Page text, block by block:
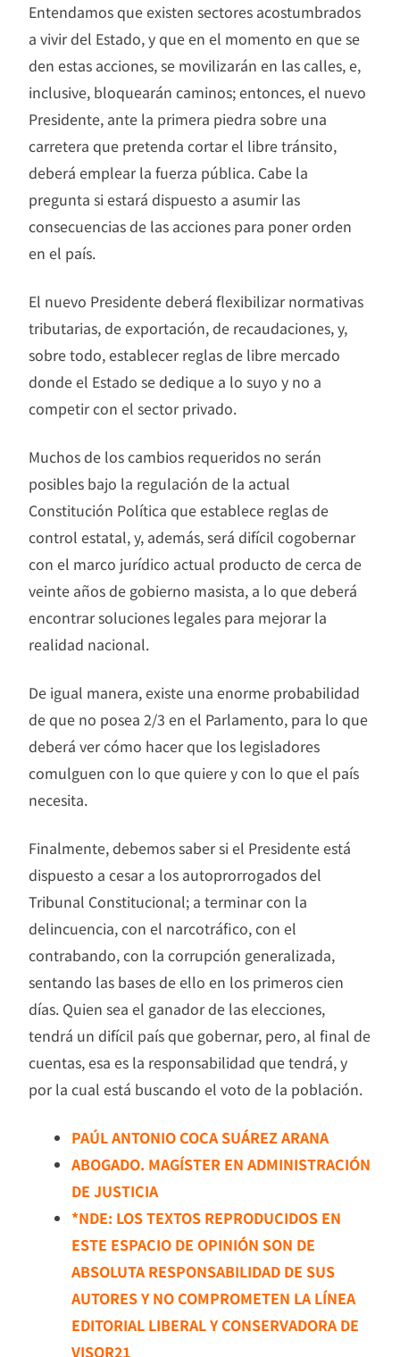
Entendamos que existen sectores acostumbrados
a vivir del Estado, y que en el momento en que se
den estas acciones, se movilizarán en las calles, e,
inclusive, bloquearán caminos; entonces, el nuevo
Presidente, ante la primera piedra sobre una
carretera que pretenda cortar el libre tránsito,
deberá emplear la fuerza pública. Cabe la
pregunta si estará dispuesto a asumir las
consecuencias de las acciones para poner orden
en el país.
El nuevo Presidente deberá flexibilizar normativas
tributarias, de exportación, de recaudaciones, y,
sobre todo, establecer reglas de libre mercado
donde el Estado se dedique a lo suyo y no a
competir con el sector privado.
Muchos de los cambios requeridos no serán
posibles bajo la regulación de la actual
Constitución Política que establece reglas de
control estatal, y, además, será difícil cogobernar
con el marco jurídico actual producto de cerca de
veinte años de gobierno masista, a lo que deberá
encontrar soluciones legales para mejorar la
realidad nacional.
De igual manera, existe una enorme probabilidad
de que no posea 2/3 en el Parlamento, para lo que
deberá ver cómo hacer que los legisladores
comulguen con lo que quiere y con lo que el país
necesita.
Finalmente, debemos saber si el Presidente está
dispuesto a cesar a los autoprorrogados del
Tribunal Constitucional; a terminar con la
delincuencia, con el narcotráfico, con el
contrabando, con la corrupción generalizada,
sentando las bases de ello en los primeros cien
días. Quien sea el ganador de las elecciones,
tendrá un difícil país que gobernar, pero, al final de
cuentas, esa es la responsabilidad que tendrá, y
por la cual está buscando el voto de la población.
PAÚL ANTONIO COCA SUÁREZ ARANA
ABOGADO. MAGÍSTER EN ADMINISTRACIÓN
DE JUSTICIA
*NDE: LOS TEXTOS REPRODUCIDOS EN
ESTE ESPACIO DE OPINIÓN SON DE
ABSOLUTA RESPONSABILIDAD DE SUS
AUTORES Y NO COMPROMETEN LA LÍNEA
EDITORIAL LIBERAL Y CONSERVADORA DE
VISOR21